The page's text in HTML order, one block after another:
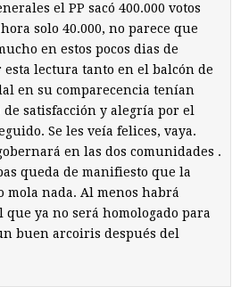
el PP sacó 400.000 votos
solo 40.000, no parece que
en estos pocos dias de
esta lectura tanto en el balcón de
en su comparecencia tenían
satisfacción y alegría por el
Se les veía felices, vaya.
en las dos comunidades .
queda de manifiesto que la
mola nada. Al menos habrá
que ya no será homologado para
buen arcoiris después del